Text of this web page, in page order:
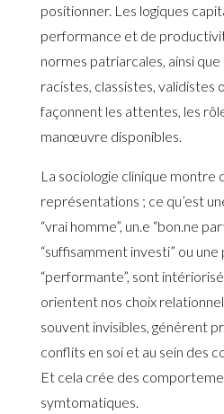
positionner. Les logiques
performance et de
normes patriarcales, ainsi
racistes, classistes, validistes
façonnent les attentes, les
manœuvre disponibles.
La sociologie clinique montre
représentations ; ce qu’est
“vrai homme”, un.e “bon.ne
“suffisamment investi” ou
“performante”, sont
orientent nos choix
souvent invisibles, générent
conflits en soi et au sein des
Et cela crée des
symtomatiques.